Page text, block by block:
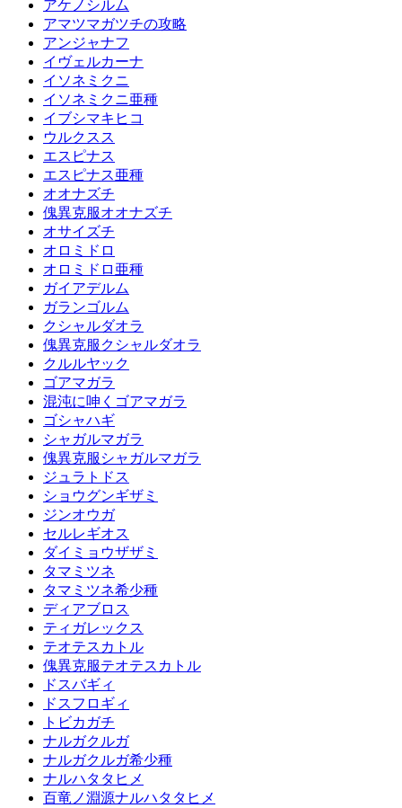
アケノシルム
アマツマガツチの攻略
アンジャナフ
イヴェルカーナ
イソネミクニ
イソネミクニ亜種
イブシマキヒコ
ウルクスス
エスピナス
エスピナス亜種
オオナズチ
傀異克服オオナズチ
オサイズチ
オロミドロ
オロミドロ亜種
ガイアデルム
ガランゴルム
クシャルダオラ
傀異克服クシャルダオラ
クルルヤック
ゴアマガラ
混沌に呻くゴアマガラ
ゴシャハギ
シャガルマガラ
傀異克服シャガルマガラ
ジュラトドス
ショウグンギザミ
ジンオウガ
セルレギオス
ダイミョウザザミ
タマミツネ
タマミツネ希少種
ディアブロス
ティガレックス
テオテスカトル
傀異克服テオテスカトル
ドスバギィ
ドスフロギィ
トビカガチ
ナルガクルガ
ナルガクルガ希少種
ナルハタタヒメ
百竜ノ淵源ナルハタタヒメ